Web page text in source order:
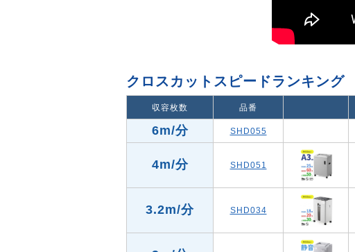
クロスカットスピードランキング
収容枚数 品番
6m/分 SHD055
4m/分 SHD051
3.2m/分 SHD034